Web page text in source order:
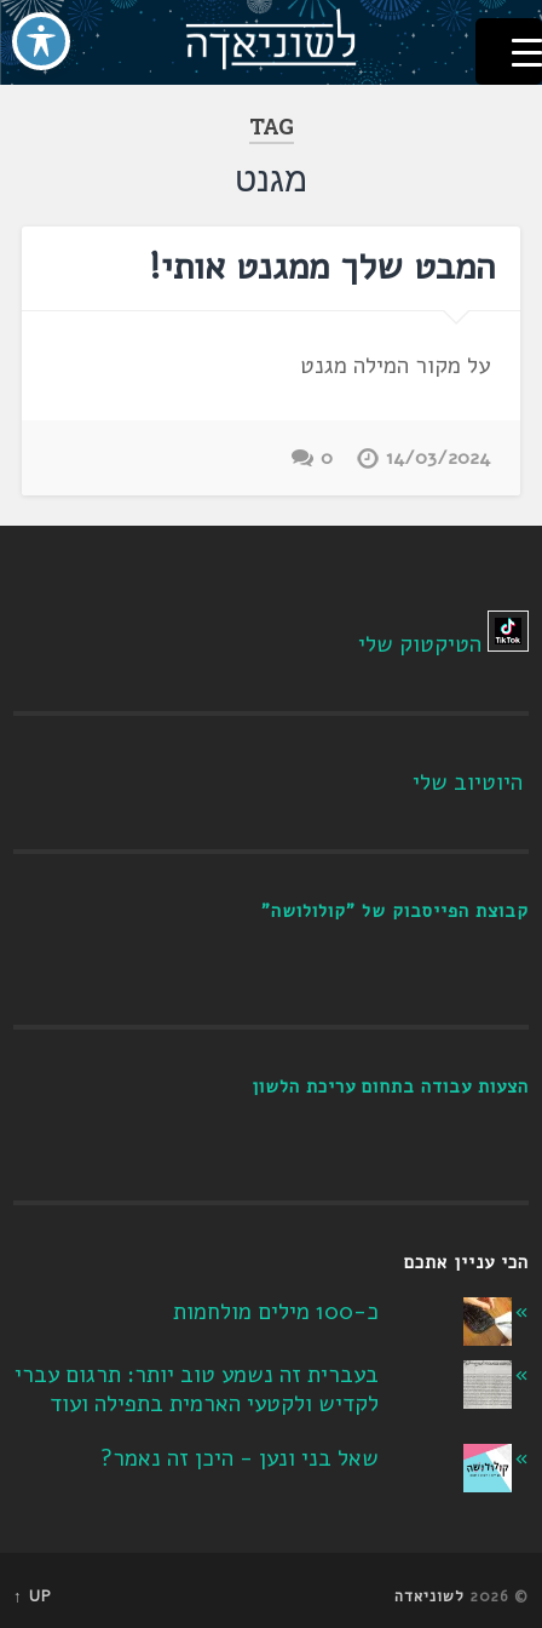
דלג
לתוכן
לשוניאדה
עברית. לשון. שפה
TAG
מגנט
המבט שלך ממגנט אותי!
על מקור המילה מגנט
14/03/2024
0
הטיקטוק שלי
היוטיוב שלי
קבוצת הפייסבוק של "קולולושה"
הצעות עבודה בתחום עריכת הלשון
הכי עניין אתכם
כ-100 מילים מולחמות
בעברית זה נשמע טוב יותר: תרגום עברי
לקדיש ולקטעי הארמית בתפילה ועוד
שאל בני ונען - היכן זה נאמר?
© 2026 לשוניאדה UP ↑